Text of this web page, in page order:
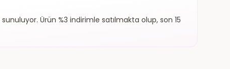
Ürün %3 indirimle satılmakta olup, son 15